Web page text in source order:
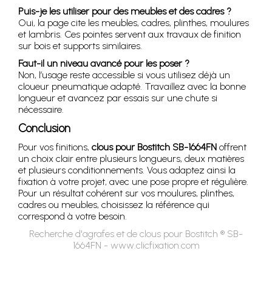
Puis-je les utiliser pour des meubles et des cadres ?
Oui, la page cite les meubles, cadres, plinthes, moulures
et lambris. Ces pointes servent aux travaux de finition
sur bois et supports similaires.
Faut-il un niveau avancé pour les poser ?
Non, l’usage reste accessible si vous utilisez déjà un
cloueur pneumatique adapté. Travaillez avec la bonne
longueur et avancez par essais sur une chute si
nécessaire.
Conclusion
Pour vos finitions, clous pour Bostitch SB-1664FN offrent
un choix clair entre plusieurs longueurs, deux matières
et plusieurs conditionnements. Vous adaptez ainsi la
fixation à votre projet, avec une pose propre et régulière.
Pour un résultat cohérent sur vos moulures, plinthes,
cadres ou meubles, choisissez la référence qui
correspond à votre besoin.
Recherche d'agrafes et de clous pour Bostitch ® SB-
1664FN - www.clicfixation.com